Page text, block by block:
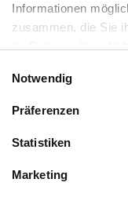
Informationen
zusammen, die Sie
haben. Sie können
widerrufen oder
sich auch ein Link
Cookies um diese
können.
Notwendig
Präferenzen
Statistiken
Marketing
mit ihrer eigenen
machen sie so
Traps). So
Großteil des Eiters
Medumio